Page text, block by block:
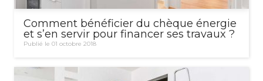
Comment bénéficier du chèque énergie
et s’en servir pour financer ses travaux ?
Publié le 01 octobre 2018